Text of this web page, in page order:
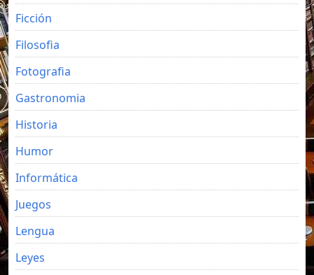
Ficción
Filosofia
Fotografia
Gastronomia
Historia
Humor
Informática
Juegos
Lengua
Leyes